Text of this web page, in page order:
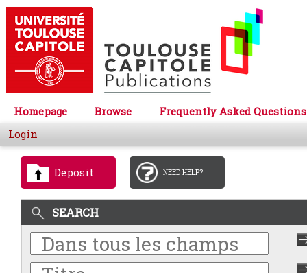
Homepage Browse
Frequently Asked Questions
Login
Deposit NEED HELP?
SEARCH